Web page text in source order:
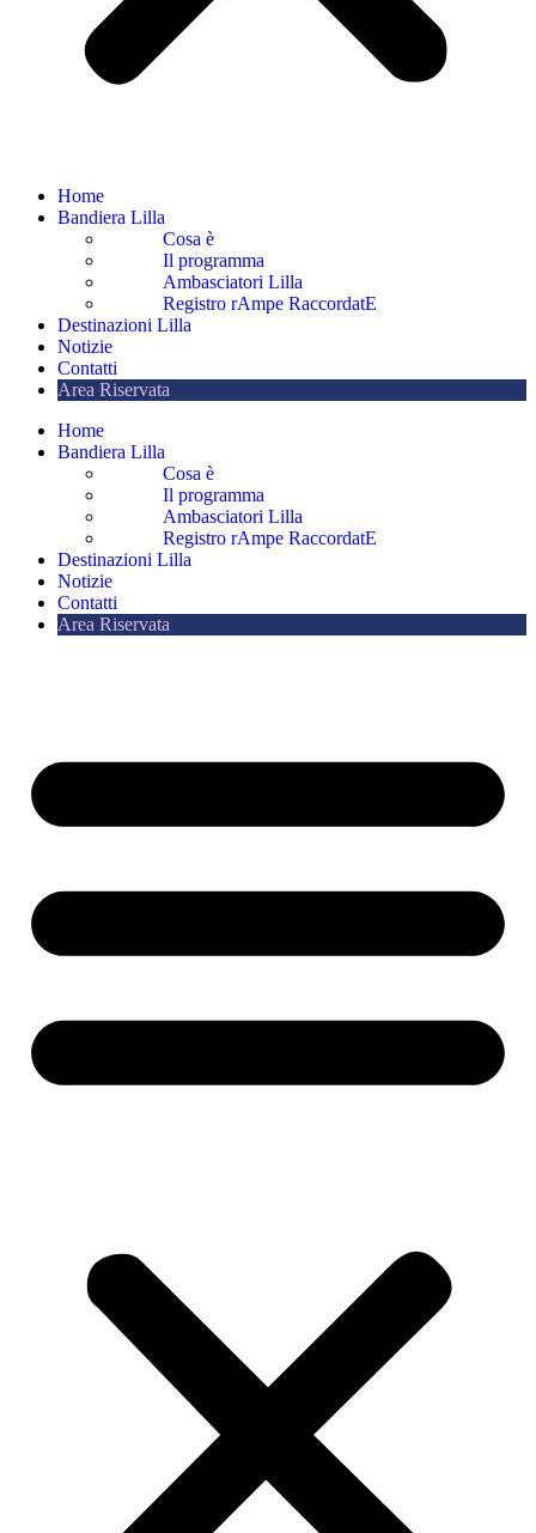
Home
Bandiera Lilla
Cosa è
Il programma
Ambasciatori Lilla
Registro rAmpe RaccordatE
Destinazioni Lilla
Notizie
Contatti
Area Riservata
Home
Bandiera Lilla
Cosa è
Il programma
Ambasciatori Lilla
Registro rAmpe RaccordatE
Destinazioni Lilla
Notizie
Contatti
Area Riservata